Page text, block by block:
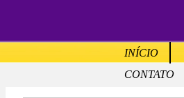
INÍCIO
CONTATO